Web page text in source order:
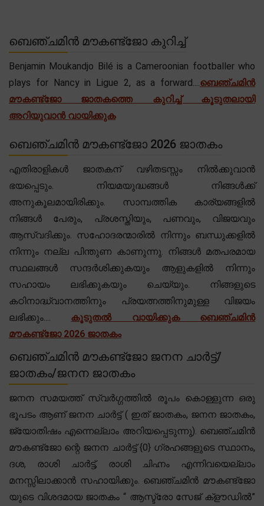
ബെഞ്ചമിൻ മൗകണ്ട്ജോ കുറിച്ച്
Benjamin Moukandjo Bilé is a Cameroonian footballer who
plays for Nancy in Ligue 2, as a forward....ബെഞ്ചമിൻ
മൗകണ്ട്ജോ ജാതകത്തെ കുറിച്ച് കൂടുതലായി
അറിയുവാൻ വായിക്കുക
ബെഞ്ചമിൻ മൗകണ്ട്ജോ 2026 ജാതകം
എതിരാളികൾ ജാതകന് വഴിതടസ്സം നിൽക്കുവാൻ
ഭയപ്പെടും. നിയമയുദ്ധങ്ങൾ നിങ്ങൾക്ക്
അനുകൂലമായിരിക്കും. സാമ്പത്തിക കാര്യങ്ങളിൽ
നിങ്ങൾ പേരും, പ്രശസ്തിയും, പണവും, വിജയവും
ആസ്വദിക്കും. സഹോദരന്മാരിൽ നിന്നും ബന്ധുക്കളിൽ
നിന്നും നല്ല പിന്തുണ കാണുന്നു. നിങ്ങൾ മതപരമായ
സ്ഥലങ്ങൾ സന്ദർശിക്കുകയും ആളുകളിൽ നിന്നും
സഹായം ലഭിക്കുകയും ചെയ്യും. നിങ്ങളുടെ
കഠിനാദ്ധ്വാനത്തിനും പ്രയത്നത്തിനുമുള്ള വിജയം
ലഭിക്കും.... കൂടുതൽ വായിക്കുക ബെഞ്ചമിൻ
മൗകണ്ട്ജോ 2026 ജാതകം
ബെഞ്ചമിൻ മൗകണ്ട്ജോ ജനന ചാർട്ട്/
ജാതകം/ജനന ജാതകം
ജനന സമയത്ത് സ്വർഗ്ഗത്തിൽ രൂപം കൊള്ളുന്ന ഒരു
ഭൂപടം ആണ് ജനന ചാർട്ട് ( ഇത് ജാതകം, ജനന ജാതകം,
ജ്യോതിഷം എന്നെല്ലാം അറിയപ്പെടുന്നു). ബെഞ്ചമിൻ
മൗകണ്ട്ജോ ന്റെ ജനന ചാർട്ട് {0} ഗ്രഹങ്ങളുടെ സ്ഥാനം,
ദശ, രാശി ചാർട്ട്, രാശി ചിഹ്നം എന്നിവയെല്ലാം
മനസ്സിലാക്കാൻ സഹായിക്കും. ബെഞ്ചമിൻ മൗകണ്ട്ജോ
യുടെ വിശദമായ ജാതകം “ ആസ്ട്രോ സേജ് ക്‌ളൗഡിൽ”